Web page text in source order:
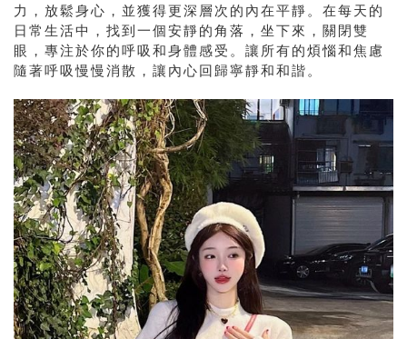
力，放鬆身心，並獲得更深層次的內在平靜。在每天的
日常生活中，找到一個安靜的角落，坐下來，關閉雙
眼，專注於你的呼吸和身體感受。讓所有的煩惱和焦慮
隨著呼吸慢慢消散，讓內心回歸寧靜和和諧。